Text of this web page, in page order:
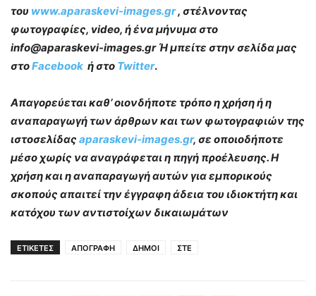
του www.aparaskevi-images.gr, στέλνοντας
φωτογραφίες, video, ή ένα μήνυμα στο
info@aparaskevi-images.gr Ή μπείτε στην σελίδα μας
στοFacebook ή στο Twitter.
Απαγορεύεται καθ’ οιονδήποτε τρόπο η χρήση ή η
αναπαραγωγή των άρθρων και των φωτογραφιών της
ιστοσελίδας aparaskevi-images.gr, σε οποιοδήποτε
μέσο χωρίς να αναγράφεται η πηγή προέλευσης. Η
χρήση και η αναπαραγωγή αυτών για εμπορικούς
σκοπούς απαιτεί την έγγραφη άδεια του ιδιοκτήτη και
κατόχου των αντιστοίχων δικαιωμάτων
ΕΤΙΚΕΤΕΣ ΑΠΟΓΡΑΦΗ ΔΗΜΟΙ ΣΤΕ